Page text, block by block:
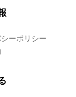
ーポリシー